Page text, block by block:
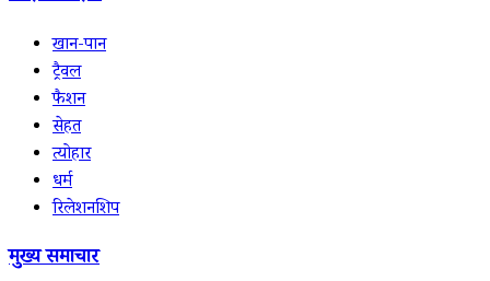
खान-पान
ट्रैवल
फैशन
सेहत
त्योहार
धर्म
रिलेशनशिप
मुख्य समाचार